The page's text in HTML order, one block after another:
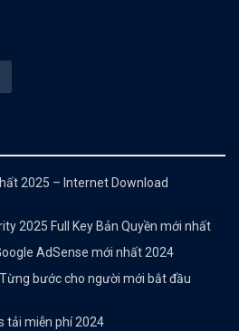
2025 – Internet Download
2025 Full Key Bản Quyền mới nhất
AdSense mới nhất 2024
bước cho người mới bắt đầu
tải miễn phí 2024